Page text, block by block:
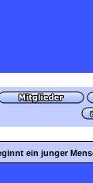
ein junger